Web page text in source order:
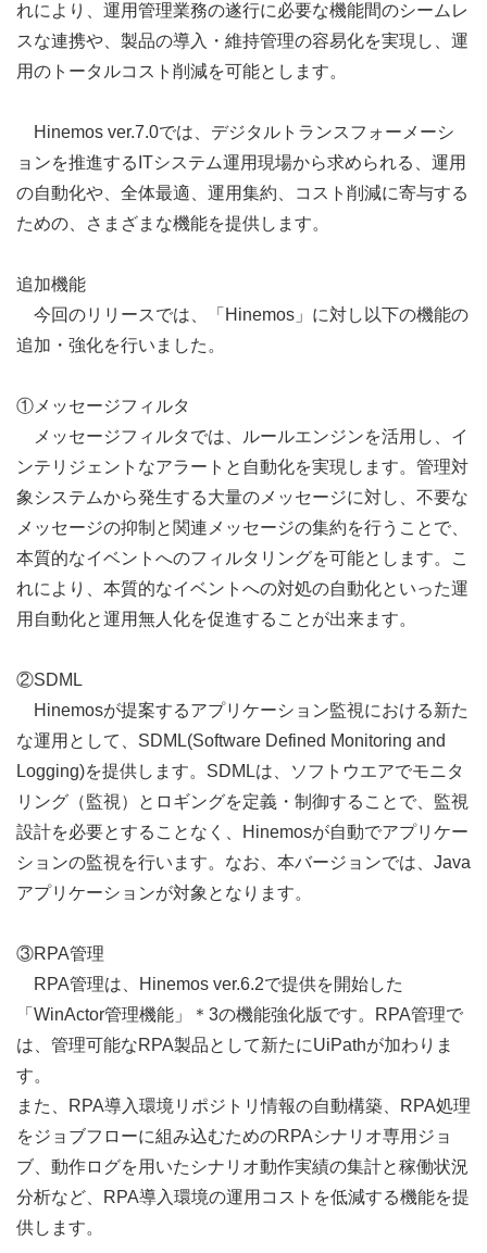
れにより、運用管理業務の遂行に必要な機能間のシームレ
スな連携や、製品の導入・維持管理の容易化を実現し、運
用のトータルコスト削減を可能とします。
Hinemos ver.7.0では、デジタルトランスフォーメーシ
ョンを推進するITシステム運用現場から求められる、運用
の自動化や、全体最適、運用集約、コスト削減に寄与する
ための、さまざまな機能を提供します。
追加機能
今回のリリースでは、「Hinemos」に対し以下の機能の
追加・強化を行いました。
①メッセージフィルタ
メッセージフィルタでは、ルールエンジンを活用し、イ
ンテリジェントなアラートと自動化を実現します。管理対
象システムから発生する大量のメッセージに対し、不要な
メッセージの抑制と関連メッセージの集約を行うことで、
本質的なイベントへのフィルタリングを可能とします。こ
れにより、本質的なイベントへの対処の自動化といった運
用自動化と運用無人化を促進することが出来ます。
②SDML
Hinemosが提案するアプリケーション監視における新た
な運用として、SDML(Software Defined Monitoring and
Logging)を提供します。SDMLは、ソフトウエアでモニタ
リング（監視）とロギングを定義・制御することで、監視
設計を必要とすることなく、Hinemosが自動でアプリケー
ションの監視を行います。なお、本バージョンでは、Java
アプリケーションが対象となります。
③RPA管理
RPA管理は、Hinemos ver.6.2で提供を開始した
「WinActor管理機能」＊3の機能強化版です。RPA管理で
は、管理可能なRPA製品として新たにUiPathが加わりま
す。
また、RPA導入環境リポジトリ情報の自動構築、RPA処理
をジョブフローに組み込むためのRPAシナリオ専用ジョ
ブ、動作ログを用いたシナリオ動作実績の集計と稼働状況
分析など、RPA導入環境の運用コストを低減する機能を提
供します。